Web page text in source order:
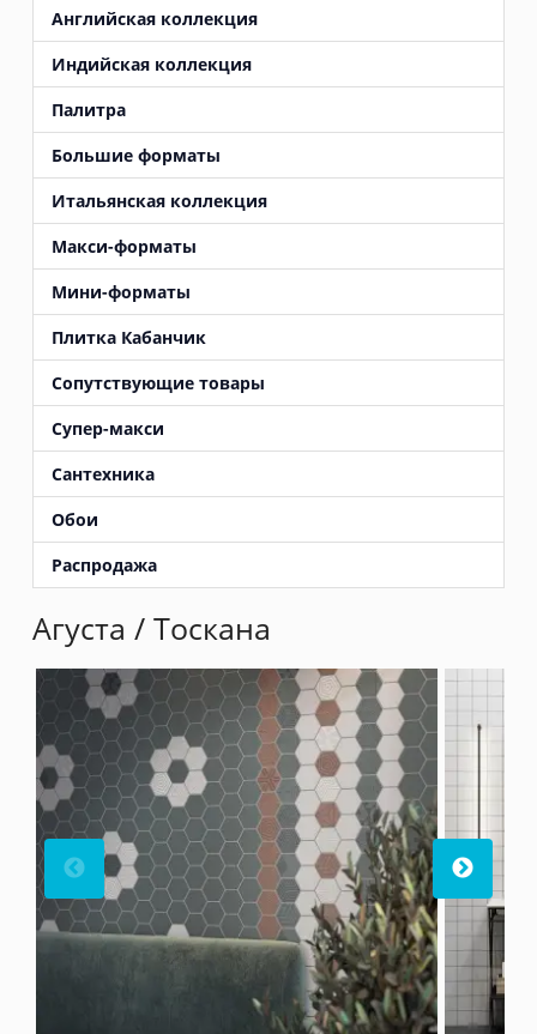
Английская коллекция
Индийская коллекция
Палитра
Большие форматы
Итальянская коллекция
Макси-форматы
Мини-форматы
Плитка Кабанчик
Сопутствующие товары
Супер-макси
Сантехника
Обои
Распродажа
Агуста / Тоскана